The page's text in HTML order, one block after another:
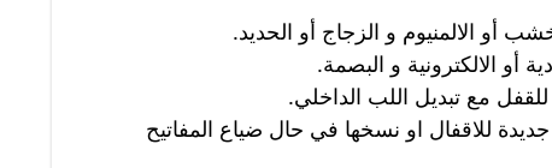
أو الالمنيوم و الزجاج أو الحديد.
أو الالكترونية و البصمة.
مع تبديل اللب الداخلي.
للاقفال او نسخها في حال ضياع المفاتيح